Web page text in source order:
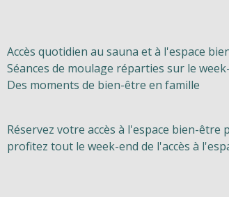
Accès quotidien au sauna et à l'espace
Séances de moulage réparties sur le
Des moments de bien-être en famille
Réservez votre accès à l'espace bien-
profitez tout le week-end de l'accès à